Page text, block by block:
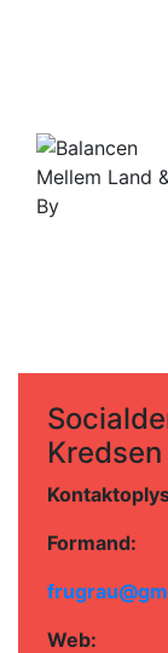
Kredsen
Formand:
Web: